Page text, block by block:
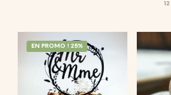
EN PROMO ! 25%